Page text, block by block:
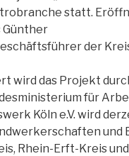
statt.
Günther
der
wird das Projekt
für
Köln e.V. wird
und
Rhein-Erft-Kreis